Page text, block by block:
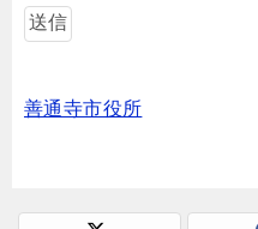
善通寺市役所